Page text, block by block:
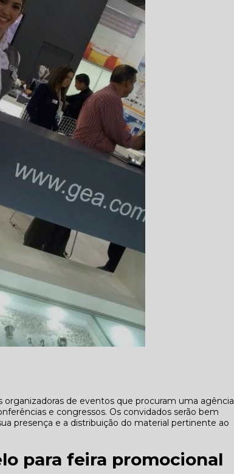
de eventos que procuram uma agência
e congressos. Os convidados serão bem
presença e a distribuição do material pertinente ao
para feira promocional